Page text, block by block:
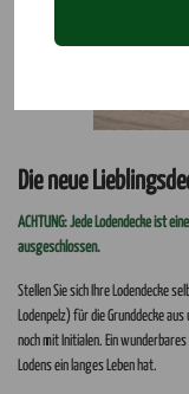
Die neue
ACHTUNG: Jede Lodendecke ist
ausgeschlossen.
Stellen Sie sich Ihre Lodendecke
Lodenpelz) für die Grunddecke
noch mit Initialen. Ein
Lodens ein langes Leben hat.